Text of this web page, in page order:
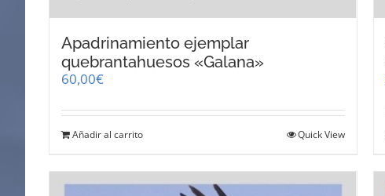
Apadrinamiento ejemplar
quebrantahuesos «Galana»
60,00€
Añadir al carrito Quick View